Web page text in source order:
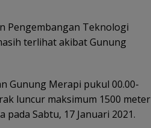
Pengembangan Teknologi
terlihat akibat Gunung
Gunung Merapi pukul 00.00-
luncur maksimum 1500 meter
Sabtu, 17 Januari 2021.